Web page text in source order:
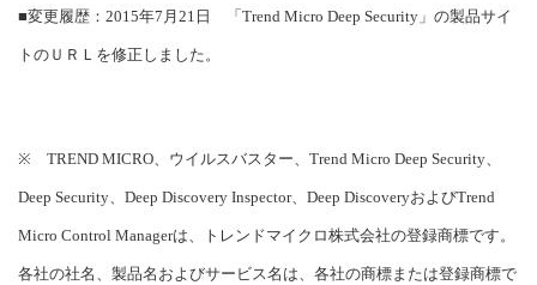
■変更履歴：2015年7月21日 「Trend Micro Deep Security」の製品サイ
トのＵＲＬを修正しました。
※ TREND MICRO、ウイルスバスター、Trend Micro Deep Security、
Deep Security、Deep Discovery Inspector、Deep DiscoveryおよびTrend
Micro Control Managerは、トレンドマイクロ株式会社の登録商標です。
各社の社名、製品名およびサービス名は、各社の商標または登録商標で